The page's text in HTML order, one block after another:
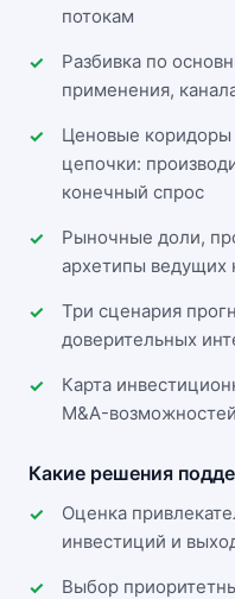
потокам
Разбивка по
применения,
Ценовые коридоры
цепочки:
конечный спрос
Рыночные доли,
архетипы ведущих
Три сценария
доверительных
Карта
M&A-возможностей
Какие решения
Оценка
инвестиций и
Выбор